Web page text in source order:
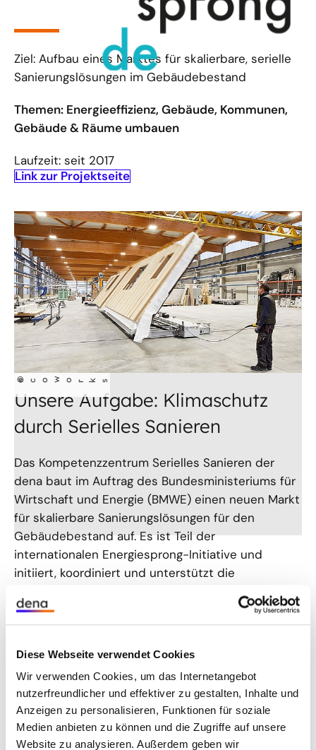
Diese Webseite verwendet Cookies
Wir verwenden Cookies, um das Internetangebot
nutzerfreundlicher und effektiver zu gestalten, Inhalte und
Anzeigen zu personalisieren, Funktionen für soziale
Medien anbieten zu können und die Zugriffe auf unsere
Website zu analysieren. Außerdem geben wir
Ziel: Aufbau eines Marktes für skalierbare, serielle
Sanierungslösungen im Gebäudebestand
Themen: Energieeffizienz, Gebäude, Kommunen,
Gebäude & Räume umbauen
Laufzeit: seit 2017
Link zur Projektseite
©
eco w orks
Unsere Aufgabe: Klimaschutz
durch Serielles Sanieren
Das Kompetenzzentrum Serielles Sanieren der
dena baut im Auftrag des Bundesministeriums für
Wirtschaft und Energie (BMWE) einen neuen Markt
für skalierbare Sanierungslösungen für den
Gebäudebestand auf. Es ist Teil der
internationalen Energiesprong-Initiative und
initiiert, koordiniert und unterstützt die
Dazu bringt es die innovativen Kräfte der Branche
Sanierungslösungen für verschiedene
Gebäudetypen zu entwickeln, in Deutschland zu
etablieren und so den Klimaschutz
voranzutreiben.